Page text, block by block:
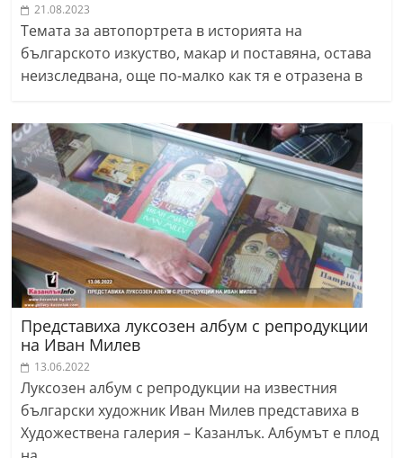
21.08.2023
Темата за автопортрета в историята на
българското изкуство, макар и поставяна, остава
неизследвана, още по-малко как тя е отразена в
Представиха луксозен албум с репродукции
на Иван Милев
13.06.2022
Луксозен албум с репродукции на известния
български художник Иван Милев представиха в
Художествена галерия – Казанлък. Албумът е плод